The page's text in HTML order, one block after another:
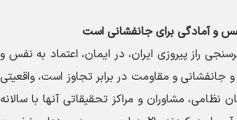
نفس و آمادگی برای جانفشانی است
راز پیروزی ایران، در ایمان، اعتماد به نفس و
جانفشانی و مقاومت در برابر تجاوز است، واقعیتی
نظامی، مشاوران و مراکز تحقیقاتی آنها با سالانه